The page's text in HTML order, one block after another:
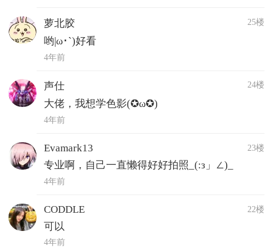
萝北胶 25楼
哟|ω･`)好看
4年前
声仕 24楼
大佬，我想学色影(✪ω✪)
4年前
Evamark13 23楼
专业啊，自己一直懒得好好拍照_(:з」∠)_
4年前
CODDLE 22楼
可以
4年前